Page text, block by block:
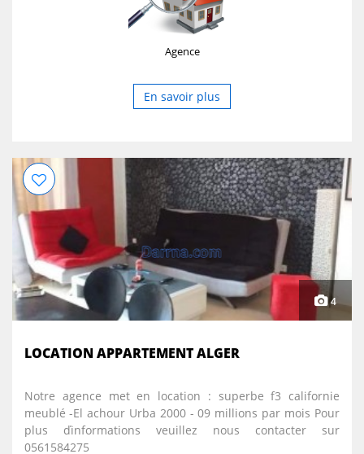
Agence
En savoir plus
4
LOCATION APPARTEMENT ALGER
Notre agence met en location : superbe f3 californie
meublé -El achour Urba 2000 - 09 millions par mois Pour
plus ďinformations veuillez nous contacter sur
0561584275